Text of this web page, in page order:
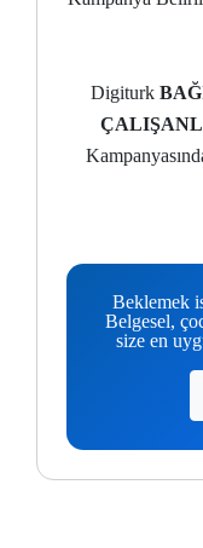
Digiturk
Beklemek
Belgesel,
size en